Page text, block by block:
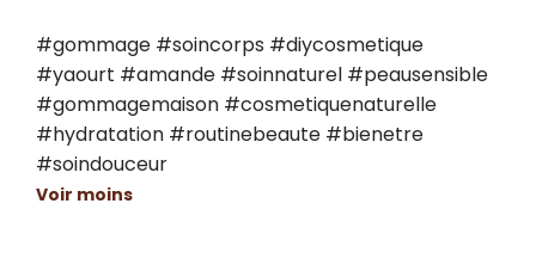
#gommage #soincorps #diycosmetique
#yaourt #amande #soinnaturel #peausensible
#gommagemaison #cosmetiquenaturelle
#hydratation #routinebeaute #bienetre
#soindouceur
Voir moins